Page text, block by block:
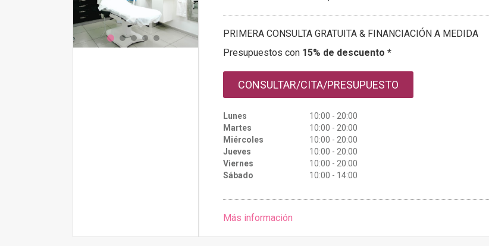
PRIMERA CONSULTA GRATUITA & FINANCIACIÓN A MEDIDA
Presupuestos con 15% de descuento *
CONSULTAR/CITA/PRESUPUESTO
Lunes
10:00 - 20:00
Martes
10:00 - 20:00
Miércoles
10:00 - 20:00
Jueves
10:00 - 20:00
Viernes
10:00 - 20:00
Sábado
10:00 - 14:00
Más información